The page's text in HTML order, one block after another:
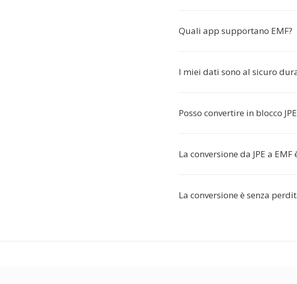
Quali app supportano EMF?
I miei dati sono al sicuro
Posso convertire in blocco
La conversione da JPE a
La conversione è senza